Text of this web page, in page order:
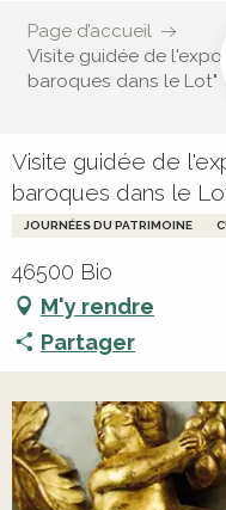
Page d’accueil
Visite guidée de
baroques dans le Lot"
Visite guidée de
baroques dans le
JOURNÉES DU PATRIMOINE
46500 Bio
M'y rendre
Partager